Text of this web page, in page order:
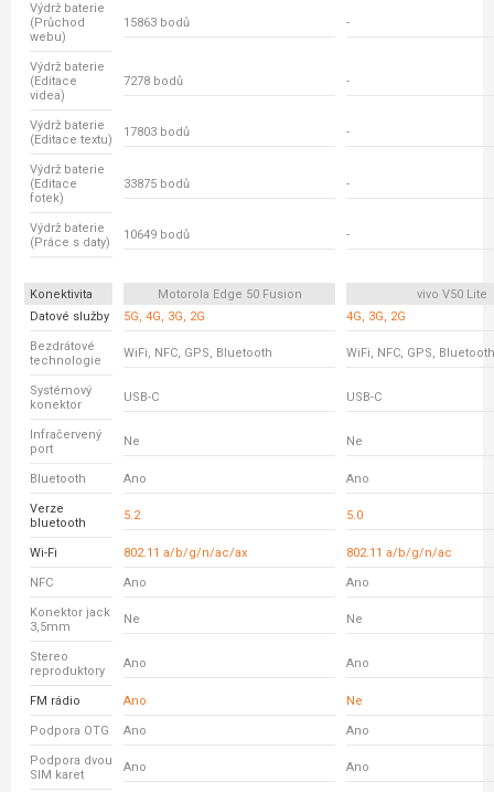
Výdrž baterie
(Průchod
webu)
15863 bodů -
Výdrž baterie
(Editace
videa)
7278 bodů -
Výdrž baterie
(Editace textu)
17803 bodů -
Výdrž baterie
(Editace
fotek)
33875 bodů -
Výdrž baterie
(Práce s daty)
10649 bodů -
Konektivita Motorola Edge 50 Fusion
vivo V50 Lite
Datové služby
5G, 4G, 3G, 2G 4G, 3G, 2G
Bezdrátové
technologie
WiFi, NFC, GPS, Bluetooth WiFi, NFC, GPS, Bluetooth
Systémový
konektor
USB-C USB-C
Infračervený
port
Ne Ne
Bluetooth Ano Ano
Verze
bluetooth
5.2 5.0
Wi-Fi 802.11 a/b/g/n/ac/ax 802.11 a/b/g/n/ac
NFC Ano Ano
Konektor jack
3,5mm
Ne Ne
Stereo
reproduktory
Ano Ano
FM rádio Ano Ne
Podpora OTG Ano Ano
Podpora dvou
SIM karet
Ano Ano